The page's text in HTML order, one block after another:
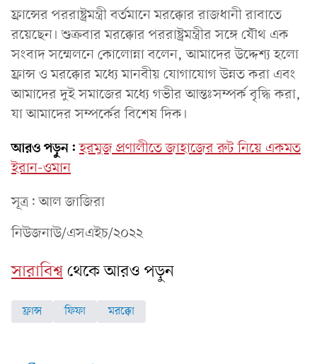
ফ্রান্সের পররাষ্ট্রমন্ত্রী বর্তমানে মরক্কোর রাজধানী রাবাতে
রয়েছেন। শুক্রবার মরক্কোর পররাষ্ট্রমন্ত্রীর সঙ্গে যৌথ এক
সংবাদ সম্মেলনে কোলোন্না বলেন, আমাদের উদ্দেশ্য হলো
ফ্রান্স ও মরক্কোর মধ্যে মানবীয় যোগাযোগ উন্নত করা এবং
আমাদের দুই সমাজের মধ্যে গভীর আন্তঃসম্পর্ক বৃদ্ধি করা,
যা আমাদের সম্পর্কের বিশেষ দিক।
আরও পড়ুন: হরমুজ প্রণালীতে জাহাজের রুট নিয়ে একমত
ইরান-ওমান
সূত্র: আল জাজিরা
নিউজনাউ/এসএইচ/২০২২
সারাবিশ্বথেকে আরও পড়ুন
ফ্রান্স ফিফা মরক্কো